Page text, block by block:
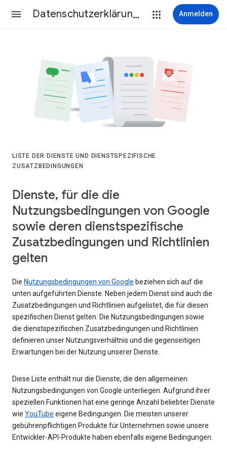
Datenschutzerklärung & Nutzungsbedingungen Anmelden
LISTE DER DIENSTE UND DIENSTSPEZIFISCHE
ZUSATZBEDINGUNGEN
Dienste, für die die
Nutzungsbedingungen von Google
sowie deren dienstspezifische
Zusatzbedingungen und Richtlinien
gelten
Die Nutzungsbedingungen von Google beziehen sich auf die
unten aufgeführten Dienste. Neben jedem Dienst sind auch die
Zusatzbedingungen und Richtlinien aufgelistet, die für diesen
spezifischen Dienst gelten. Die Nutzungsbedingungen sowie
die dienstspezifischen Zusatzbedingungen und Richtlinien
definieren unser Nutzungsverhältnis und die gegenseitigen
Erwartungen bei der Nutzung unserer Dienste.
Diese Liste enthält nur die Dienste, die den allgemeinen
Nutzungsbedingungen von Google unterliegen. Aufgrund ihrer
speziellen Funktionen hat eine geringe Anzahl beliebter Dienste
wie YouTube eigene Bedingungen. Die meisten unserer
gebührenpflichtigen Produkte für Unternehmen sowie unsere
Entwickler-API-Produkte haben ebenfalls eigene Bedingungen.